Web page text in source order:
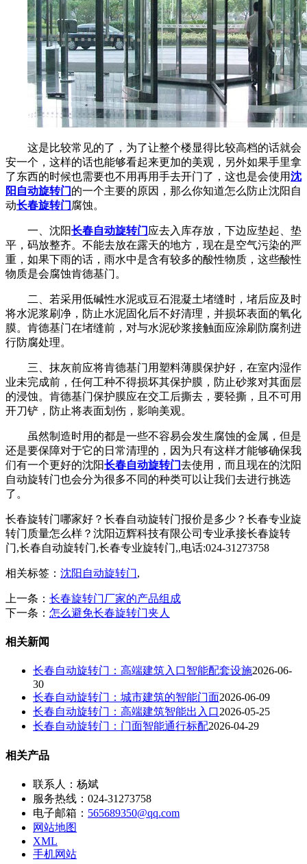
这是比较常见的了，为了让整个楼显得比较高档的话就会
安一个，这样的话也能够看起来更加的美观，另外如果手里拿
了东西的时候也需要也不用再用手去开门了，这也是会使用沈
阳自动旋转门 的一个主要的原因，那么你知道怎么防止沈阳自
动长春旋转门 腐蚀。
一、沈阳长春自动旋转门 应去入库存放，下边应垫起、垫
平，码放整齐。不能去放在露天的地方，现在是空气污染的严
重，如果下雨的话，雨水中是含有较多的酸性物质，这些酸性
物质是会腐蚀肯德基门。
二、若采用低碱性水泥或豆石混凝土堵缝时，堵后应及时
将水泥浆刷净，防止水泥固化后不好清理，并损坏表面的氧化
膜。肯德基门在堵缝前，对与水泥砂浆接触面应涂刷防腐剂进
行防腐处理。
三、抹灰前应将肯德基门用塑料薄膜保护好，在室内湿作
业未完成前，任何工种不得损坏其保护膜，防止砂浆对其面层
的浸蚀。肯德基门保护膜应在交工后撕去，要轻撕，且不可用
开刀铲，防止将表面划伤，影响美观。
虽然制造时用的都是一些不容易会发生腐蚀的金属，但是
还是要保障对于它的日常清理的，因为只有这样才能够确保我
们有一个更好的沈阳长春自动旋转门去使用，而且现在的沈阳
自动旋转门也会分为很多不同的种类可以让我们去进行挑选
了。
长春旋转门哪家好？长春自动旋转门报价是多少？长春专业旋
转门质量怎么样？沈阳迈辉科技有限公司专业承接长春旋转
门,长春自动旋转门,长春专业旋转门,,电话:024-31273758
相关标签： 沈阳自动旋转门,
上一条： 长春旋转门厂家的产品组成
下一条： 怎么避免长春旋转门夹人
相关新闻
长春自动旋转门：高端建筑入口智能配套设施2026-06-
30
长春自动旋转门：城市建筑的智能门面2026-06-09
长春自动旋转门：高端建筑智能出入口2026-05-25
长春自动旋转门：门面智能通行标配2026-04-29
相关产品
联系人：杨斌
服务热线：024-31273758
电子邮箱： 565689350@qq.com
网站地图
XML
手机网站